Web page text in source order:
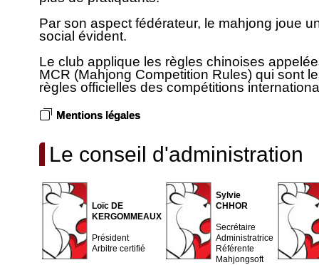
Par son aspect fédérateur, le mahjong joue
social évident.
Le club applique les règles chinoises
MCR (Mahjong Competition Rules) qui sont
règles officielles des compétitions
Mentions légales
Le conseil d'administration
Loïc DE
KERGOMMEAUX
Président
Arbitre certifié
Sylvie
CHHOR
Secrétaire
Administratrice
Référente
Mahjongsoft